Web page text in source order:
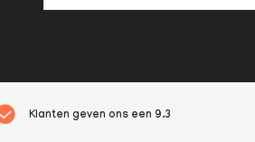
Klanten geven ons een9.3